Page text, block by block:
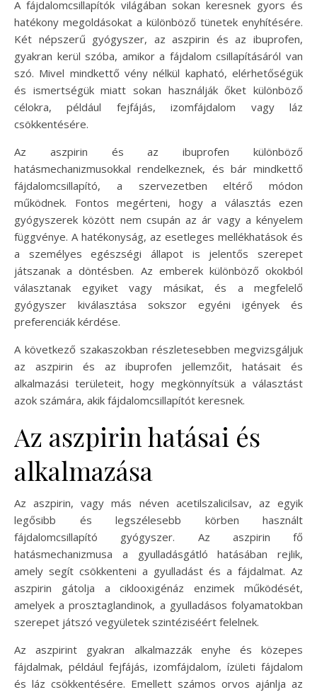
A fájdalomcsillapítók világában sokan keresnek gyors és
hatékony megoldásokat a különböző tünetek enyhítésére.
Két népszerű gyógyszer, az aszpirin és az ibuprofen,
gyakran kerül szóba, amikor a fájdalom csillapításáról van
szó. Mivel mindkettő vény nélkül kapható, elérhetőségük
és ismertségük miatt sokan használják őket különböző
célokra, például fejfájás, izomfájdalom vagy láz
csökkentésére.
Az aszpirin és az ibuprofen különböző
hatásmechanizmusokkal rendelkeznek, és bár mindkettő
fájdalomcsillapító, a szervezetben eltérő módon
működnek. Fontos megérteni, hogy a választás ezen
gyógyszerek között nem csupán az ár vagy a kényelem
függvénye. A hatékonyság, az esetleges mellékhatások és
a személyes egészségi állapot is jelentős szerepet
játszanak a döntésben. Az emberek különböző okokból
választanak egyiket vagy másikat, és a megfelelő
gyógyszer kiválasztása sokszor egyéni igények és
preferenciák kérdése.
A következő szakaszokban részletesebben megvizsgáljuk
az aszpirin és az ibuprofen jellemzőit, hatásait és
alkalmazási területeit, hogy megkönnyítsük a választást
azok számára, akik fájdalomcsillapítót keresnek.
Az aszpirin hatásai és
alkalmazása
Az aszpirin, vagy más néven acetilszalicilsav, az egyik
legősibb és legszélesebb körben használt
fájdalomcsillapító gyógyszer. Az aszpirin fő
hatásmechanizmusa a gyulladásgátló hatásában rejlik,
amely segít csökkenteni a gyulladást és a fájdalmat. Az
aszpirin gátolja a ciklooxigénáz enzimek működését,
amelyek a prosztaglandinok, a gyulladásos folyamatokban
szerepet játszó vegyületek szintéziséért felelnek.
Az aszpirint gyakran alkalmazzák enyhe és közepes
fájdalmak, például fejfájás, izomfájdalom, ízületi fájdalom
és láz csökkentésére. Emellett számos orvos ajánlja az